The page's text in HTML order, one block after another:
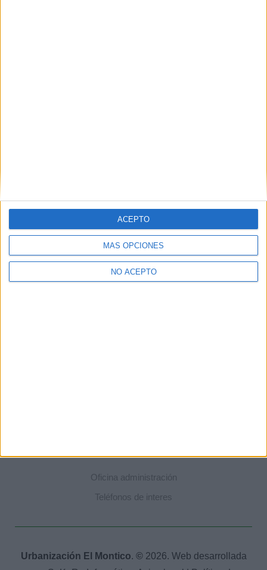
MÁS OPCIONES
NO ACEPTO
ACEPTO
ESPACIOS
Supermercado
Capilla
Oficina administración
Teléfonos de interes
Urbanización El Montico. © 2026. Web desarrollada